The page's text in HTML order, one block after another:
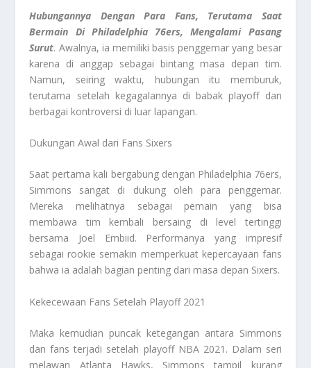
Hubungannya Dengan Para Fans, Terutama Saat
Bermain Di Philadelphia 76ers, Mengalami Pasang
Surut. Awalnya, ia memiliki basis penggemar yang besar
karena di anggap sebagai bintang masa depan tim.
Namun, seiring waktu, hubungan itu memburuk,
terutama setelah kegagalannya di babak playoff dan
berbagai kontroversi di luar lapangan.
Dukungan Awal dari Fans Sixers
Saat pertama kali bergabung dengan Philadelphia 76ers,
Simmons sangat di dukung oleh para penggemar.
Mereka melihatnya sebagai pemain yang bisa
membawa tim kembali bersaing di level tertinggi
bersama Joel Embiid. Performanya yang impresif
sebagai rookie semakin memperkuat kepercayaan fans
bahwa ia adalah bagian penting dari masa depan Sixers.
Kekecewaan Fans Setelah Playoff 2021
Maka kemudian puncak ketegangan antara Simmons
dan fans terjadi setelah playoff NBA 2021. Dalam seri
melawan Atlanta Hawks, Simmons tampil kurang